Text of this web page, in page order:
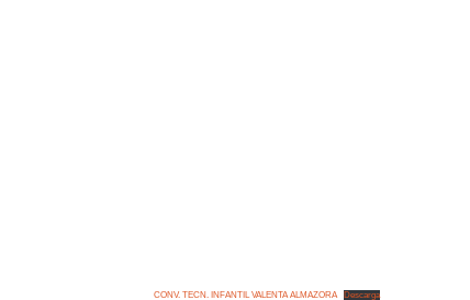
CONV. TECN. INFANTIL VALENTA ALMAZORA Descarga